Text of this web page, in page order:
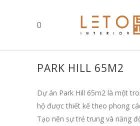
PARK HILL 65M2
Dự án Park Hill 65m2 là một
hộ được thiết kế theo phong
Tạo nên sự trẻ trung và năng